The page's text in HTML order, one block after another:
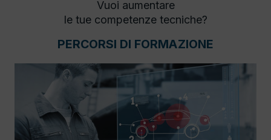
Vuoi aumentare
le tue competenze tecniche?
PERCORSI DI FORMAZIONE